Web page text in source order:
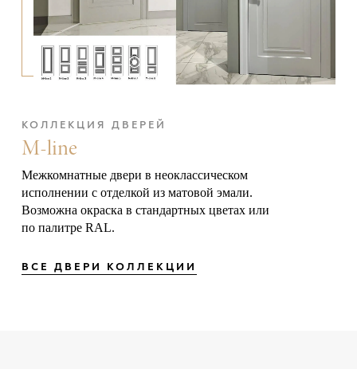
КОЛЛЕКЦИЯ ДВЕРЕЙ
M-line
Межкомнатные двери в неоклассическом
исполнении с отделкой из матовой эмали.
Возможна окраска в стандартных цветах или
по палитре RAL.
ВСЕ ДВЕРИ КОЛЛЕКЦИИ